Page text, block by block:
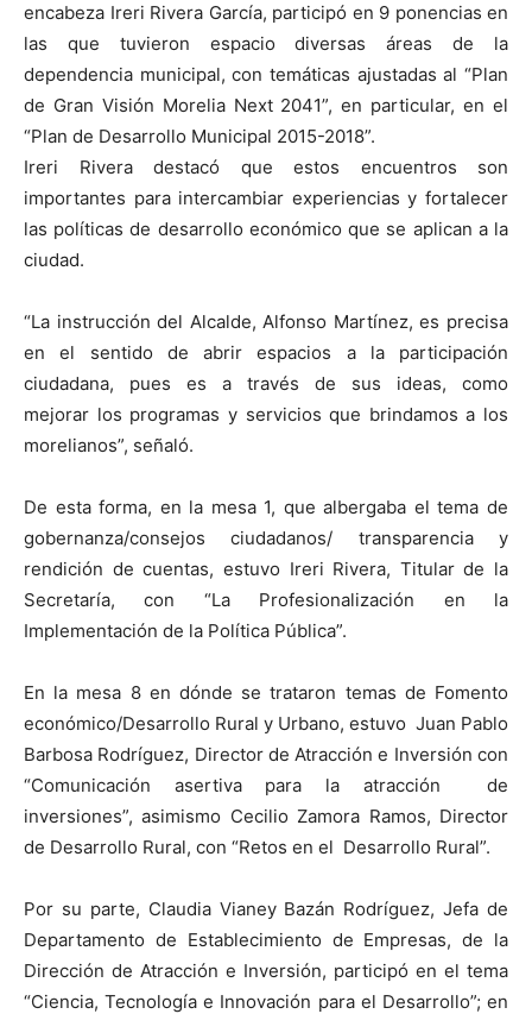
encabeza Ireri Rivera García, participó en 9 ponencias en
las que tuvieron espacio diversas áreas de la
dependencia municipal, con temáticas ajustadas al “Plan
de Gran Visión Morelia Next 2041”, en particular, en el
“Plan de Desarrollo Municipal 2015-2018”.
Ireri Rivera destacó que estos encuentros son
importantes para intercambiar experiencias y fortalecer
las políticas de desarrollo económico que se aplican a la
ciudad.
“La instrucción del Alcalde, Alfonso Martínez, es precisa
en el sentido de abrir espacios a la participación
ciudadana, pues es a través de sus ideas, como
mejorar los programas y servicios que brindamos a los
morelianos”, señaló.
De esta forma, en la mesa 1, que albergaba el tema de
gobernanza/consejos ciudadanos/ transparencia y
rendición de cuentas, estuvo Ireri Rivera, Titular de la
Secretaría, con “La Profesionalización en la
Implementación de la Política Pública”.
En la mesa 8 en dónde se trataron temas de Fomento
económico/Desarrollo Rural y Urbano, estuvo Juan Pablo
Barbosa Rodríguez, Director de Atracción e Inversión con
“Comunicación asertiva para la atracción de
inversiones”, asimismo Cecilio Zamora Ramos, Director
de Desarrollo Rural, con “Retos en el Desarrollo Rural”.
Por su parte, Claudia Vianey Bazán Rodríguez, Jefa de
Departamento de Establecimiento de Empresas, de la
Dirección de Atracción e Inversión, participó en el tema
“Ciencia, Tecnología e Innovación para el Desarrollo”; en